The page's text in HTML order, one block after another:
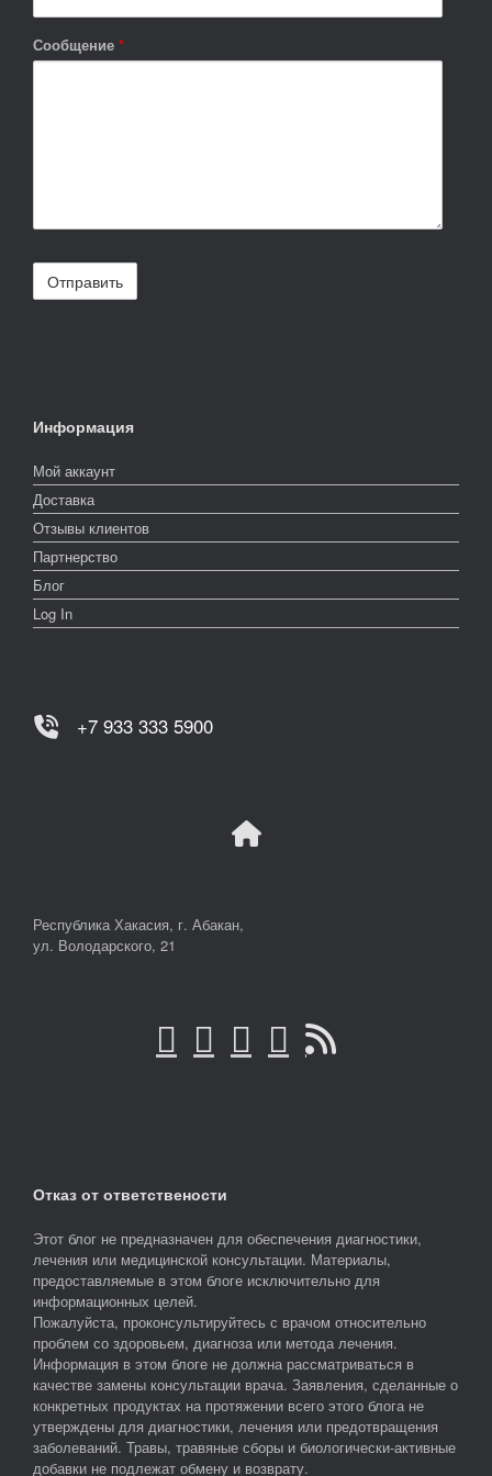
Сообщение *
Информация
Мой аккаунт
Доставка
Отзывы клиентов
Партнерство
Блог
Log In
+7 933 333 5900
Республика Хакасия, г. Абакан,
ул. Володарского, 21
Отказ от ответствености
Этот блог не предназначен для обеспечения диагностики,
лечения или медицинской консультации. Материалы,
предоставляемые в этом блоге исключительно для
информационных целей.
Пожалуйста, проконсультируйтесь с врачом относительно
проблем со здоровьем, диагноза или метода лечения.
Информация в этом блоге не должна рассматриваться в
качестве замены консультации врача. Заявления, сделанные о
конкретных продуктах на протяжении всего этого блога не
утверждены для диагностики, лечения или предотвращения
заболеваний. Травы, травяные сборы и биологически-активные
добавки не подлежат обмену и возврату.